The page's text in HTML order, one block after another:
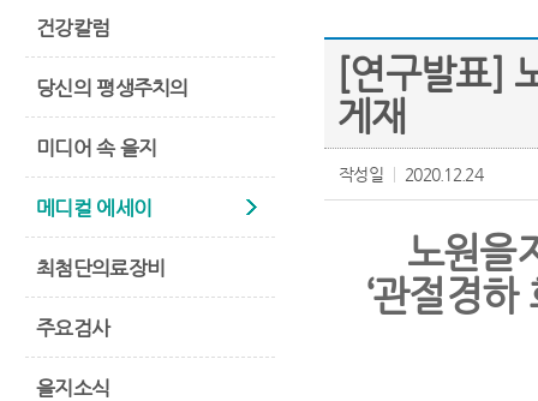
건강칼럼
당신의 평생주치의
미디어 속 을지
메디컬 에세이
최첨단의료장비
주요검사
을지소식
[연구발표]
게재
작성일 2020.12.24
노원을
‘관절경